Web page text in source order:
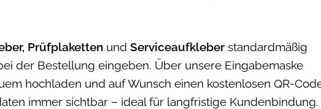
Prüfplaketten und Serviceaufkleber standardmäßig
der Bestellung eingeben. Über unsere Eingabemaske
hochladen und auf Wunsch einen kostenlosen QR-
immer sichtbar – ideal für langfristige Kundenbindung.